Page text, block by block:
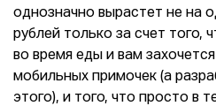
однозначно вырастет не на
рублей только за счет того,
во время еды и вам
мобильных примочек (а
этого), и того, что просто в